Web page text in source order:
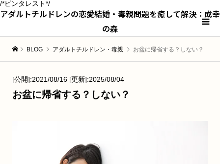
/*ピンタレスト*/
アダルトチルドレンの恋愛結婚・毒親問題を癒して解決：成幸
の森
BLOG アダルトチルドレン・毒親 お盆に帰省する？しない？
[公開]:2021/08/16 [更新]:2025/08/04
お盆に帰省する？しない？